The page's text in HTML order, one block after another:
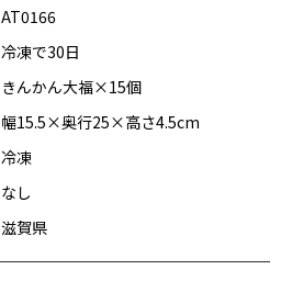
AT0166
冷凍で30日
きんかん大福×15個
幅15.5×奥行25×高さ4.5cm
冷凍
なし
滋賀県